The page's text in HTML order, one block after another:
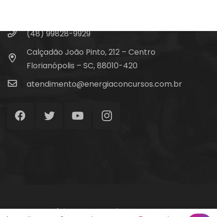
(48) 99828-9929
Calçadão João Pinto, 212 – Centro
Florianópolis – SC, 88010-420
atendimento@energiaconcursos.com.br
Início Termos de Uso Contato